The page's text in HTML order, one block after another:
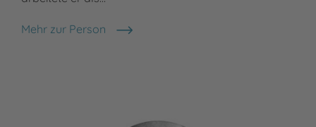
Mehr zur Person
Otfried Preußler